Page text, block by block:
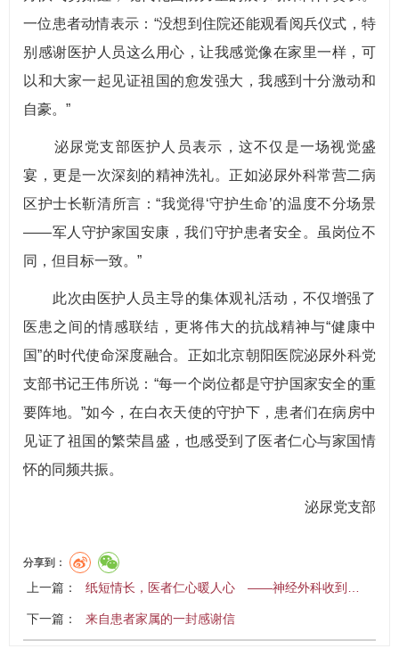
一位患者动情表示：“没想到住院还能观看阅兵仪式，特
别感谢医护人员这么用心，让我感觉像在家里一样，可
以和大家一起见证祖国的愈发强大，我感到十分激动和
自豪。”
泌尿党支部医护人员表示，这不仅是一场视觉盛
宴，更是一次深刻的精神洗礼。正如泌尿外科常营二病
区护士长靳清所言：“我觉得‘守护生命’的温度不分场景
——军人守护家国安康，我们守护患者安全。虽岗位不
同，但目标一致。”
此次由医护人员主导的集体观礼活动，不仅增强了
医患之间的情感联结，更将伟大的抗战精神与“健康中
国”的时代使命深度融合。正如北京朝阳医院泌尿外科党
支部书记王伟所说：“每一个岗位都是守护国家安全的重
要阵地。”如今，在白衣天使的守护下，患者们在病房中
见证了祖国的繁荣昌盛，也感受到了医者仁心与家国情
怀的同频共振。
泌尿党支部
分享到：
上一篇： 纸短情长，医者仁心暖人心 ——神经外科收到…
下一篇： 来自患者家属的一封感谢信